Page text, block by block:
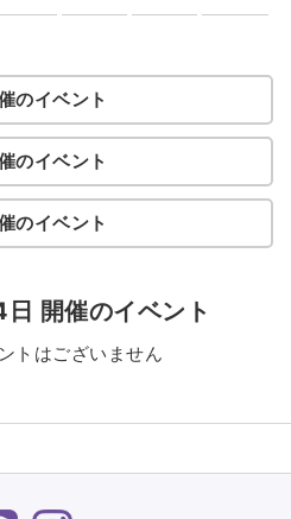
のイベント
のイベント
のイベント
開催のイベント
トはございません